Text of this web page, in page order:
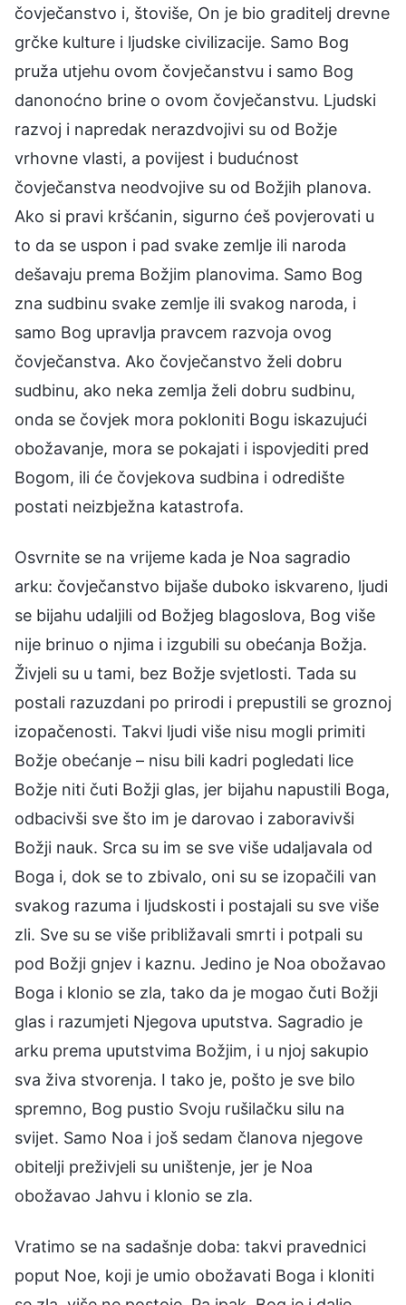
čovječanstvo i, štoviše, On je bio graditelj drevne
grčke kulture i ljudske civilizacije. Samo Bog
pruža utjehu ovom čovječanstvu i samo Bog
danonoćno brine o ovom čovječanstvu. Ljudski
razvoj i napredak nerazdvojivi su od Božje
vrhovne vlasti, a povijest i budućnost
čovječanstva neodvojive su od Božjih planova.
Ako si pravi kršćanin, sigurno ćeš povjerovati u
to da se uspon i pad svake zemlje ili naroda
dešavaju prema Božjim planovima. Samo Bog
zna sudbinu svake zemlje ili svakog naroda, i
samo Bog upravlja pravcem razvoja ovog
čovječanstva. Ako čovječanstvo želi dobru
sudbinu, ako neka zemlja želi dobru sudbinu,
onda se čovjek mora pokloniti Bogu iskazujući
obožavanje, mora se pokajati i ispovjediti pred
Bogom, ili će čovjekova sudbina i odredište
postati neizbježna katastrofa.
Osvrnite se na vrijeme kada je Noa sagradio
arku: čovječanstvo bijaše duboko iskvareno, ljudi
se bijahu udaljili od Božjeg blagoslova, Bog više
nije brinuo o njima i izgubili su obećanja Božja.
Živjeli su u tami, bez Božje svjetlosti. Tada su
postali razuzdani po prirodi i prepustili se groznoj
izopačenosti. Takvi ljudi više nisu mogli primiti
Božje obećanje – nisu bili kadri pogledati lice
Božje niti čuti Božji glas, jer bijahu napustili Boga,
odbacivši sve što im je darovao i zaboravivši
Božji nauk. Srca su im se sve više udaljavala od
Boga i, dok se to zbivalo, oni su se izopačili van
svakog razuma i ljudskosti i postajali su sve više
zli. Sve su se više približavali smrti i potpali su
pod Božji gnjev i kaznu. Jedino je Noa obožavao
Boga i klonio se zla, tako da je mogao čuti Božji
glas i razumjeti Njegova uputstva. Sagradio je
arku prema uputstvima Božjim, i u njoj sakupio
sva živa stvorenja. I tako je, pošto je sve bilo
spremno, Bog pustio Svoju rušilačku silu na
svijet. Samo Noa i još sedam članova njegove
obitelji preživjeli su uništenje, jer je Noa
obožavao Jahvu i klonio se zla.
Vratimo se na sadašnje doba: takvi pravednici
poput Noe, koji je umio obožavati Boga i kloniti